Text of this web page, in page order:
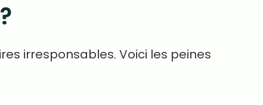
irresponsables. Voici les peines